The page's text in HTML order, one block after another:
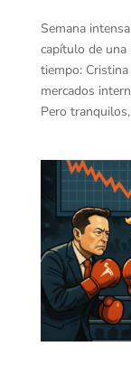
Semana
capítulo de
tiempo:
mercados
Pero